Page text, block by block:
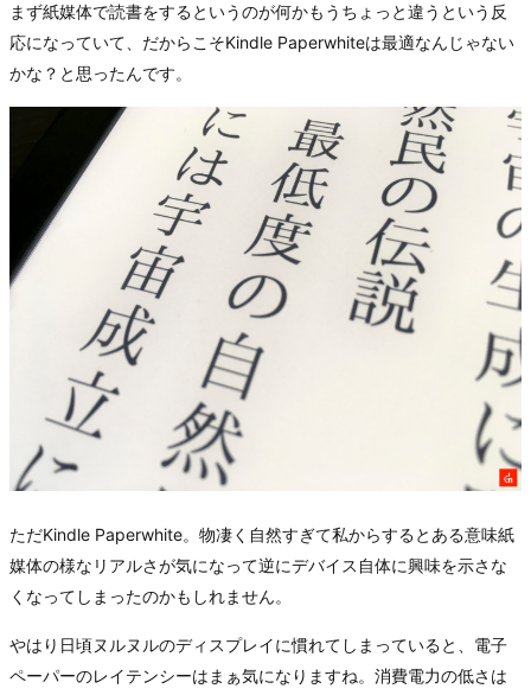
まず紙媒体で読書をするというのが何かもうちょっと違うという反
応になっていて、だからこそKindle Paperwhiteは最適なんじゃない
かな？と思ったんです。
ただKindle Paperwhite。物凄く自然すぎて私からするとある意味紙
媒体の様なリアルさが気になって逆にデバイス自体に興味を示さな
くなってしまったのかもしれません。
やはり日頃ヌルヌルのディスプレイに慣れてしまっていると、電子
ペーパーのレイテンシーはまぁ気になりますね。消費電力の低さは